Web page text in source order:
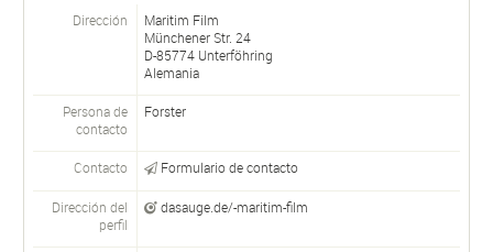
Dirección
Maritim Film
Münchener Str. 24
D-85774 Unterföhring
Alemania
Persona de
contacto
Forster
Contacto Formulario de contacto
Dirección del
perfil
dasauge.de/-maritim-film